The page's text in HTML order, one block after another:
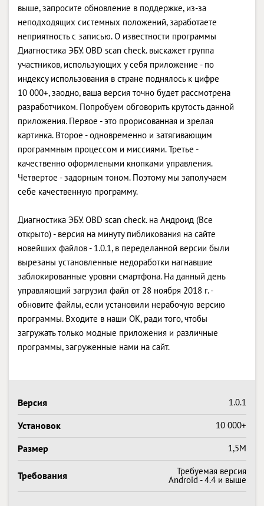
выше, запросите обновление в поддержке, из-за
неподходящих системных положений, заработаете
неприятность с записью. О известности программы
Диагностика ЭБУ. OBD scan check. выскажет группа
участников, использующих у себя приложение - по
индексу использования в стране поднялось к цифре
10 000+, заодно, ваша версия точно будет рассмотрена
разработчиком. Попробуем обговорить крутость данной
приложения. Первое - это прорисованная и зрелая
картинка. Второе - одновременно и затягивающим
программным процессом и миссиями. Третье -
качественно оформлеными кнопками управления.
Четвертое - задорным тоном. Поэтому мы заполучаем
себе качественную программу.
Диагностика ЭБУ. OBD scan check. на Андроид (Все
открыто) - версия на минуту пибликования на сайте
новейших файлов - 1.0.1, в переделанной версии были
вырезаны установленные недоработки нагнавшие
заблокированные уровни смартфона. На данный день
управляющий загрузил файл от 28 ноября 2018 г. -
обновите файлы, если установили нерабочую версию
программы. Входите в наши OK, ради того, чтобы
загружать только модные приложения и различные
программы, загруженные нами на сайт.
Версия 1.0.1
Установок 10 000+
Размер 1,5M
Требования Требуемая версия
Android - 4.4 и выше